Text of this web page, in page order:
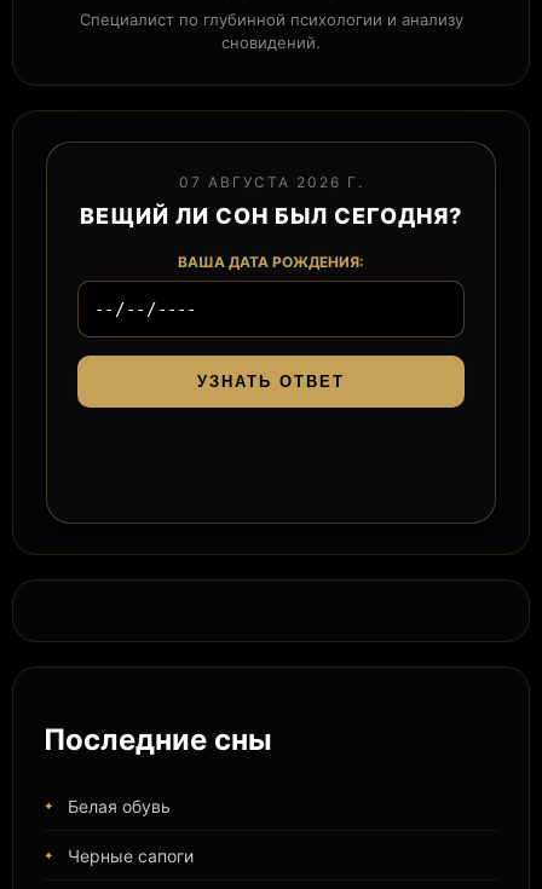
Специалист по глубинной психологии и анализу
сновидений.
07 АВГУСТА 2026 Г.
ВЕЩИЙ ЛИ СОН БЫЛ СЕГОДНЯ?
ВАША ДАТА РОЖДЕНИЯ:
УЗНАТЬ ОТВЕТ
Последние сны
Белая обувь
Черные сапоги